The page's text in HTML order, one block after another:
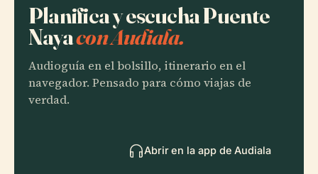
Planifica y escucha Puente
Nayacon Audiala.
Audioguía en el bolsillo, itinerario en el
navegador. Pensado para cómo viajas de
verdad.
Abrir en la app de Audiala